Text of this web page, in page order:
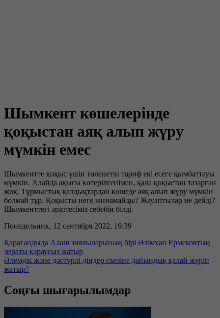
Шымкент көшелерінде
қоқыстан аяқ алып жүру
мүмкін емес
Шымкентте қоқыс үшін төленетін тариф екі есеге қымбаттауы
мүмкін. Алайда ақысы көтерілгенімен, қала қоқыстан тазарған
жоқ. Тұрмыстық қалдықтардан көшеде аяқ алып жүру мүмкін
болмай тұр. Қоқысты неге жинамайды? Жауаптылар не дейді?
Шымкенттегі әріптесіміз себебін білді.
Понедельник, 12 сентября 2022, 19:39
Қарағандыда Алаш зиялыларының бірі Әлімхан Ермековтың
зираты қараусыз жатыр
Әлемдік және дәстүрлі діндер съезіне дайындық қалай жүріп
жатыр?
Соңғы шығарылымдар